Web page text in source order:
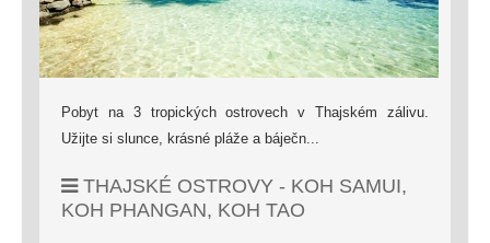
Pobyt na 3 tropických ostrovech v Thajském zálivu.
Užijte si slunce, krásné pláže a báječn...
THAJSKÉ OSTROVY - KOH SAMUI,
KOH PHANGAN, KOH TAO